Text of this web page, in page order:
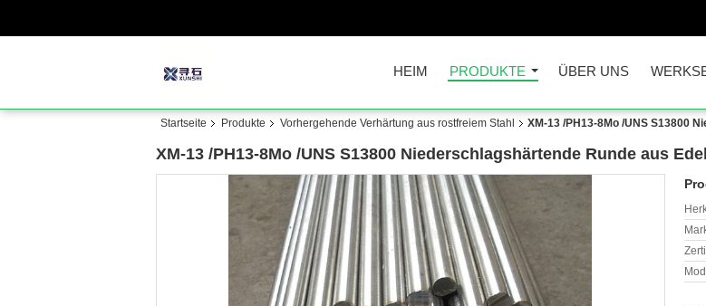
HEIM PRODUKTE ÜBER UNS
Startseite Produkte Vorhergehende Verhärtung aus rostfreiem Stahl XM-13 /PH13-8Mo /UNS S13800
XM-13 /PH13-8Mo /UNS S13800 Niederschlagshärtende Runde aus